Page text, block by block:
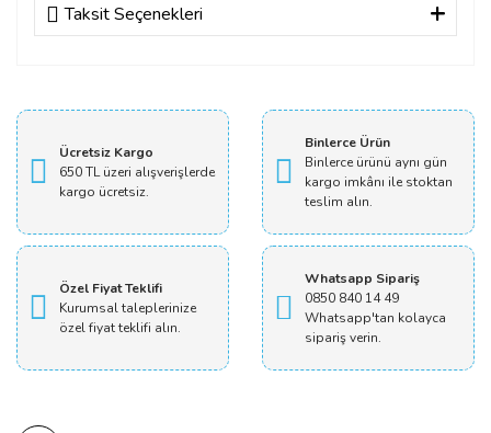
Bu ürüne ilk yorumu siz yapın!
Taksit Seçenekleri
Ücretsiz Kargo
650 TL üzeri alışverişlerde
kargo ücretsiz.
Binlerce Ürün
Binlerce ürünü aynı gün
kargo imkânı ile stoktan
teslim alın.
Özel Fiyat Teklifi
Kurumsal taleplerinize
özel fiyat teklifi alın.
Whatsapp Sipariş
0850 840 14 49
Whatsapp'tan kolayca
sipariş verin.